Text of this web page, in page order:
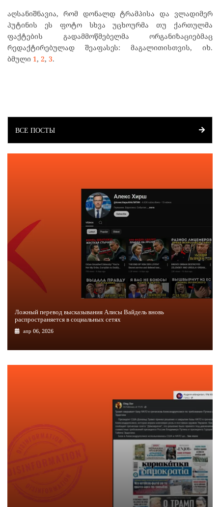
აღსანიშნავია, რომ დონალდ ტრამპისა და ვლადიმერ
პუტინის ეს ფოტო სხვა უცხოურმა თუ ქართულმა
ფაქტების გადამმოწმებელმა ორგანიზაციებმაც
რედაქტირებულად შეაფასეს: მაგალითისთვის, იხ.
ბმული 1 , 2, 3.
ВСЕ ПОСТЫ
Ложный перевод высказывания Алисы Вайдель вновь
распространяется в социальных сетях
апр 06, 2026